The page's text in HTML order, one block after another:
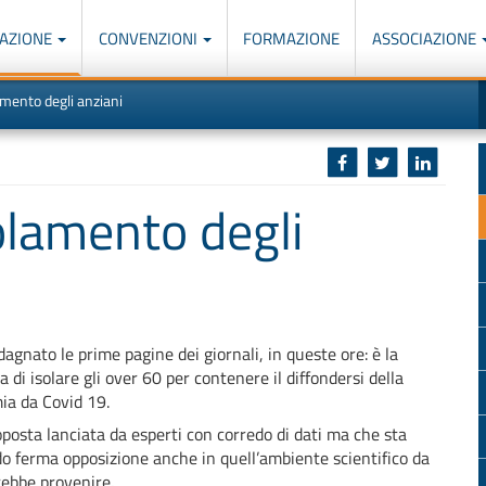
CONVENZIONI FORMAZIONE ASSOCIAZIONE
degli anziani
degli
le prime pagine dei giornali, in queste ore: è la
di isolare gli over 60 per contenere il diffondersi della
da Covid 19.
lanciata da esperti con corredo di dati ma che sta
ferma opposizione anche in quell’ambiente scientifico da